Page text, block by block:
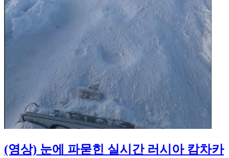
(영상) 눈에 파묻힌 실시간 러시아 캄차카